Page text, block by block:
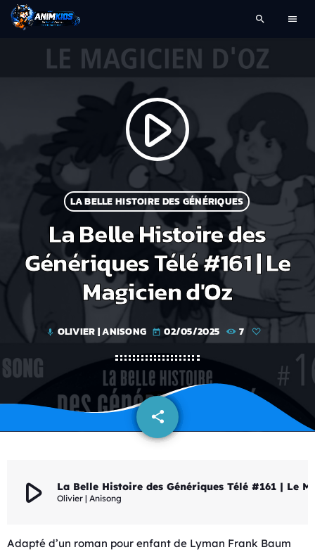
search menu
play_arrow
LA BELLE HISTOIRE DES GÉNÉRIQUES
La Belle Histoire des
Génériques Télé #161 | Le
Magicien d'Oz
mic OLIVIER | ANISONG today 02/05/2025 7
share
email
play_arrow Olivier | Anisong
Adapté d’un roman pour enfant de Lyman Frank Baum